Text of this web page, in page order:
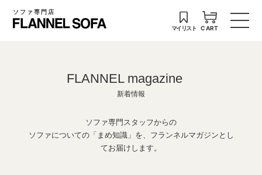
ソファ専門店
マイリスト CART
FLANNEL magazine
新着情報
ソファ専門スタッフからの
ソファについての「まめ知識」を、フランネルマガジンとし
てお届けします。